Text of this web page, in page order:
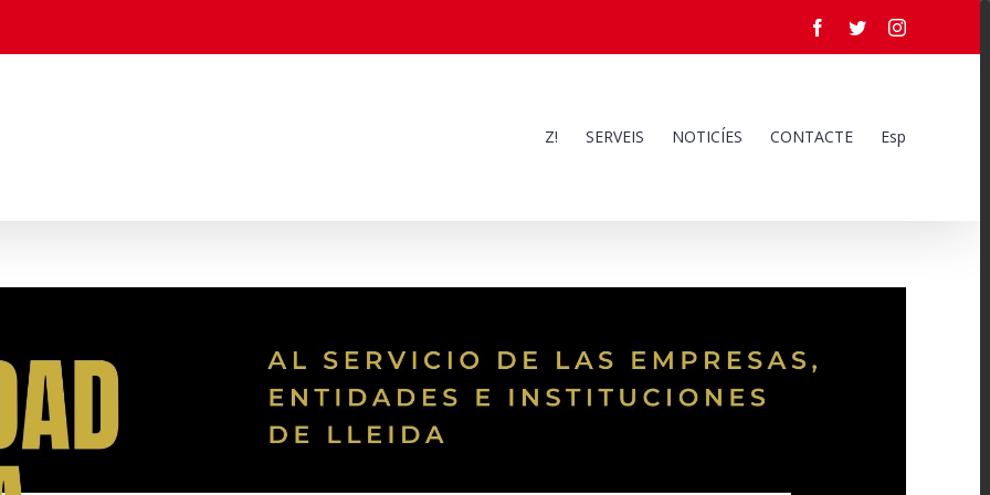
Facebook
TwitterInstagram
Z! SERVEIS NOTICÍES CONTACTE Esp